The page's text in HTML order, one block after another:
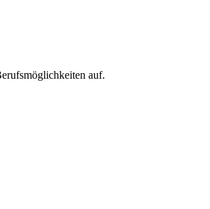
auf.